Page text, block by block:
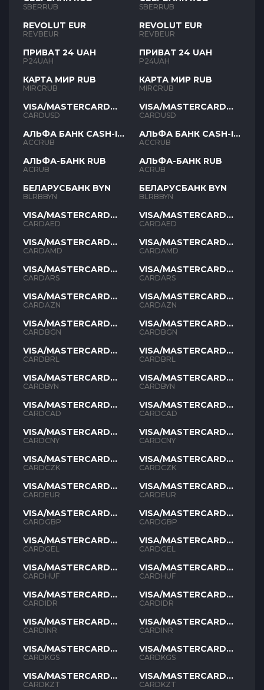
SBERRUB
REVOLUT EUR
REVBEUR
ПРИВАТ 24 UAH
P24UAH
КАРТА МИР RUB
MIRCRUB
VISA/MASTERCARD
USD
CARDUSD
АЛЬФА БАНК CASH-IN
RUB
ACCRUB
АЛЬФА-БАНК RUB
ACRUB
БЕЛАРУСБАНК BYN
BLRBBYN
VISA/MASTERCARD
AED
CARDAED
VISA/MASTERCARD
AMD
CARDAMD
VISA/MASTERCARD
ARS
CARDARS
VISA/MASTERCARD
AZN
CARDAZN
VISA/MASTERCARD
BGN
CARDBGN
VISA/MASTERCARD
BRL
CARDBRL
VISA/MASTERCARD
BYN
CARDBYN
VISA/MASTERCARD
CAD
CARDCAD
VISA/MASTERCARD
CNY
CARDCNY
VISA/MASTERCARD
CZK
CARDCZK
VISA/MASTERCARD
EUR
CARDEUR
VISA/MASTERCARD
GBP
CARDGBP
VISA/MASTERCARD
GEL
CARDGEL
VISA/MASTERCARD
HUF
CARDHUF
VISA/MASTERCARD
IDR
CARDIDR
VISA/MASTERCARD
INR
CARDINR
VISA/MASTERCARD
KGS
CARDKGS
VISA/MASTERCARD
KZT
CARDKZT
SBERRUB
REVOLUT EUR
REVBEUR
ПРИВАТ 24 UAH
P24UAH
КАРТА МИР RUB
MIRCRUB
VISA/MASTERCARD
USD
CARDUSD
АЛЬФА БАНК CASH-IN
RUB
ACCRUB
АЛЬФА-БАНК RUB
ACRUB
БЕЛАРУСБАНК BYN
BLRBBYN
VISA/MASTERCARD
AED
CARDAED
VISA/MASTERCARD
AMD
CARDAMD
VISA/MASTERCARD
ARS
CARDARS
VISA/MASTERCARD
AZN
CARDAZN
VISA/MASTERCARD
BGN
CARDBGN
VISA/MASTERCARD
BRL
CARDBRL
VISA/MASTERCARD
BYN
CARDBYN
VISA/MASTERCARD
CAD
CARDCAD
VISA/MASTERCARD
CNY
CARDCNY
VISA/MASTERCARD
CZK
CARDCZK
VISA/MASTERCARD
EUR
CARDEUR
VISA/MASTERCARD
GBP
CARDGBP
VISA/MASTERCARD
GEL
CARDGEL
VISA/MASTERCARD
HUF
CARDHUF
VISA/MASTERCARD
IDR
CARDIDR
VISA/MASTERCARD
INR
CARDINR
VISA/MASTERCARD
KGS
CARDKGS
VISA/MASTERCARD
KZT
CARDKZT